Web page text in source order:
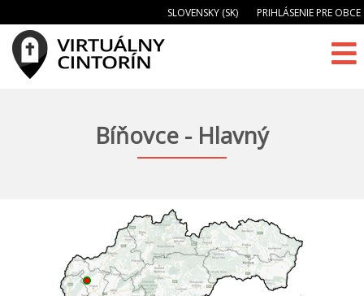
SLOVENSKY (SK) PRIHLÁSENIE PRE OBCE
Bíňovce - Hlavný